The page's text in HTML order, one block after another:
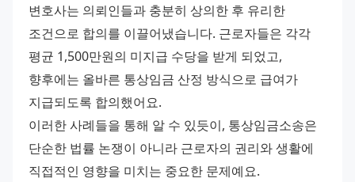
변호사는 의뢰인들과 충분히 상의한 후 유리한
조건으로 합의를 이끌어냈습니다. 근로자들은 각각
평균 1,500만원의 미지급 수당을 받게 되었고,
향후에는 올바른 통상임금 산정 방식으로 급여가
지급되도록 합의했어요.
이러한 사례들을 통해 알 수 있듯이, 통상임금소송은
단순한 법률 논쟁이 아니라 근로자의 권리와 생활에
직접적인 영향을 미치는 중요한 문제예요.